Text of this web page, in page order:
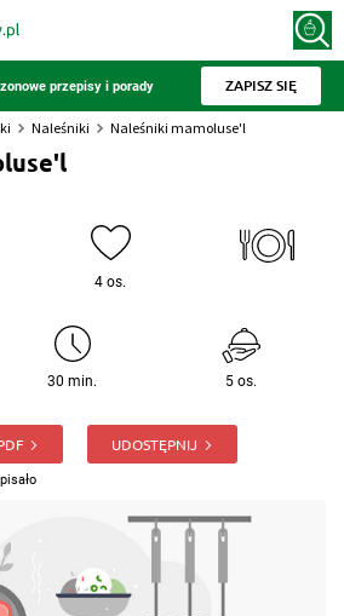
przepisy i porady ZAPISZ SIĘ
Naleśniki Naleśniki mamoluse'l
4 os.
30 min. 5 os.
UDOSTĘPNIJ